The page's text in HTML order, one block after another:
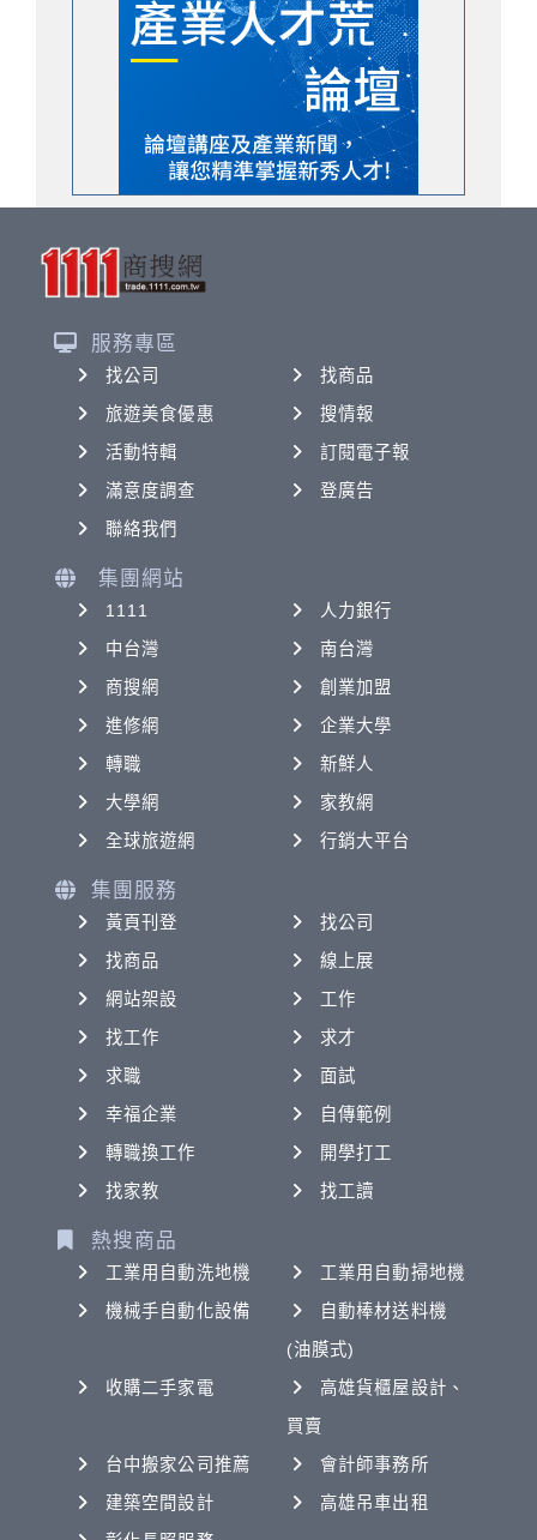
服務專區
找公司
找商品
旅遊美食優惠
搜情報
活動特輯
訂閱電子報
滿意度調查
登廣告
聯絡我們
集團網站
1111
人力銀行
中台灣
南台灣
商搜網
創業加盟
進修網
企業大學
轉職
新鮮人
大學網
家教網
全球旅遊網
行銷大平台
集團服務
黃頁刊登
找公司
找商品
線上展
網站架設
工作
找工作
求才
求職
面試
幸福企業
自傳範例
轉職換工作
開學打工
找家教
找工讀
熱搜商品
工業用自動洗地機
工業用自動掃地機
機械手自動化設備
自動棒材送料機
(油膜式)
收購二手家電
高雄貨櫃屋設計、
買賣
台中搬家公司推薦
會計師事務所
建築空間設計
高雄吊車出租